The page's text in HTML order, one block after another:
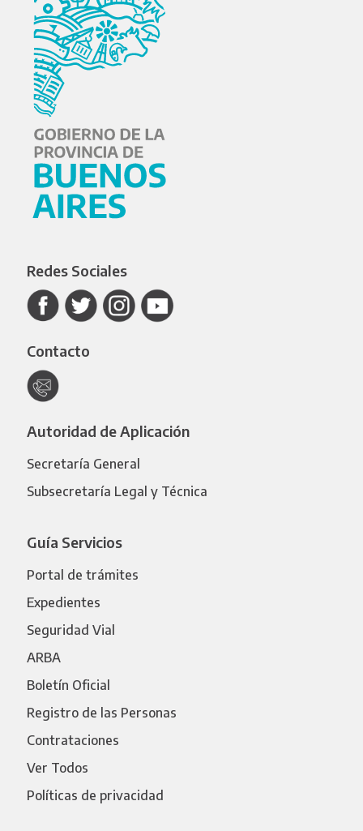
Redes Sociales
Contacto
Autoridad de Aplicación
Secretaría General
Subsecretaría Legal y Técnica
Guía Servicios
Portal de trámites
Expedientes
Seguridad Vial
ARBA
Boletín Oficial
Registro de las Personas
Contrataciones
Ver Todos
Políticas de privacidad